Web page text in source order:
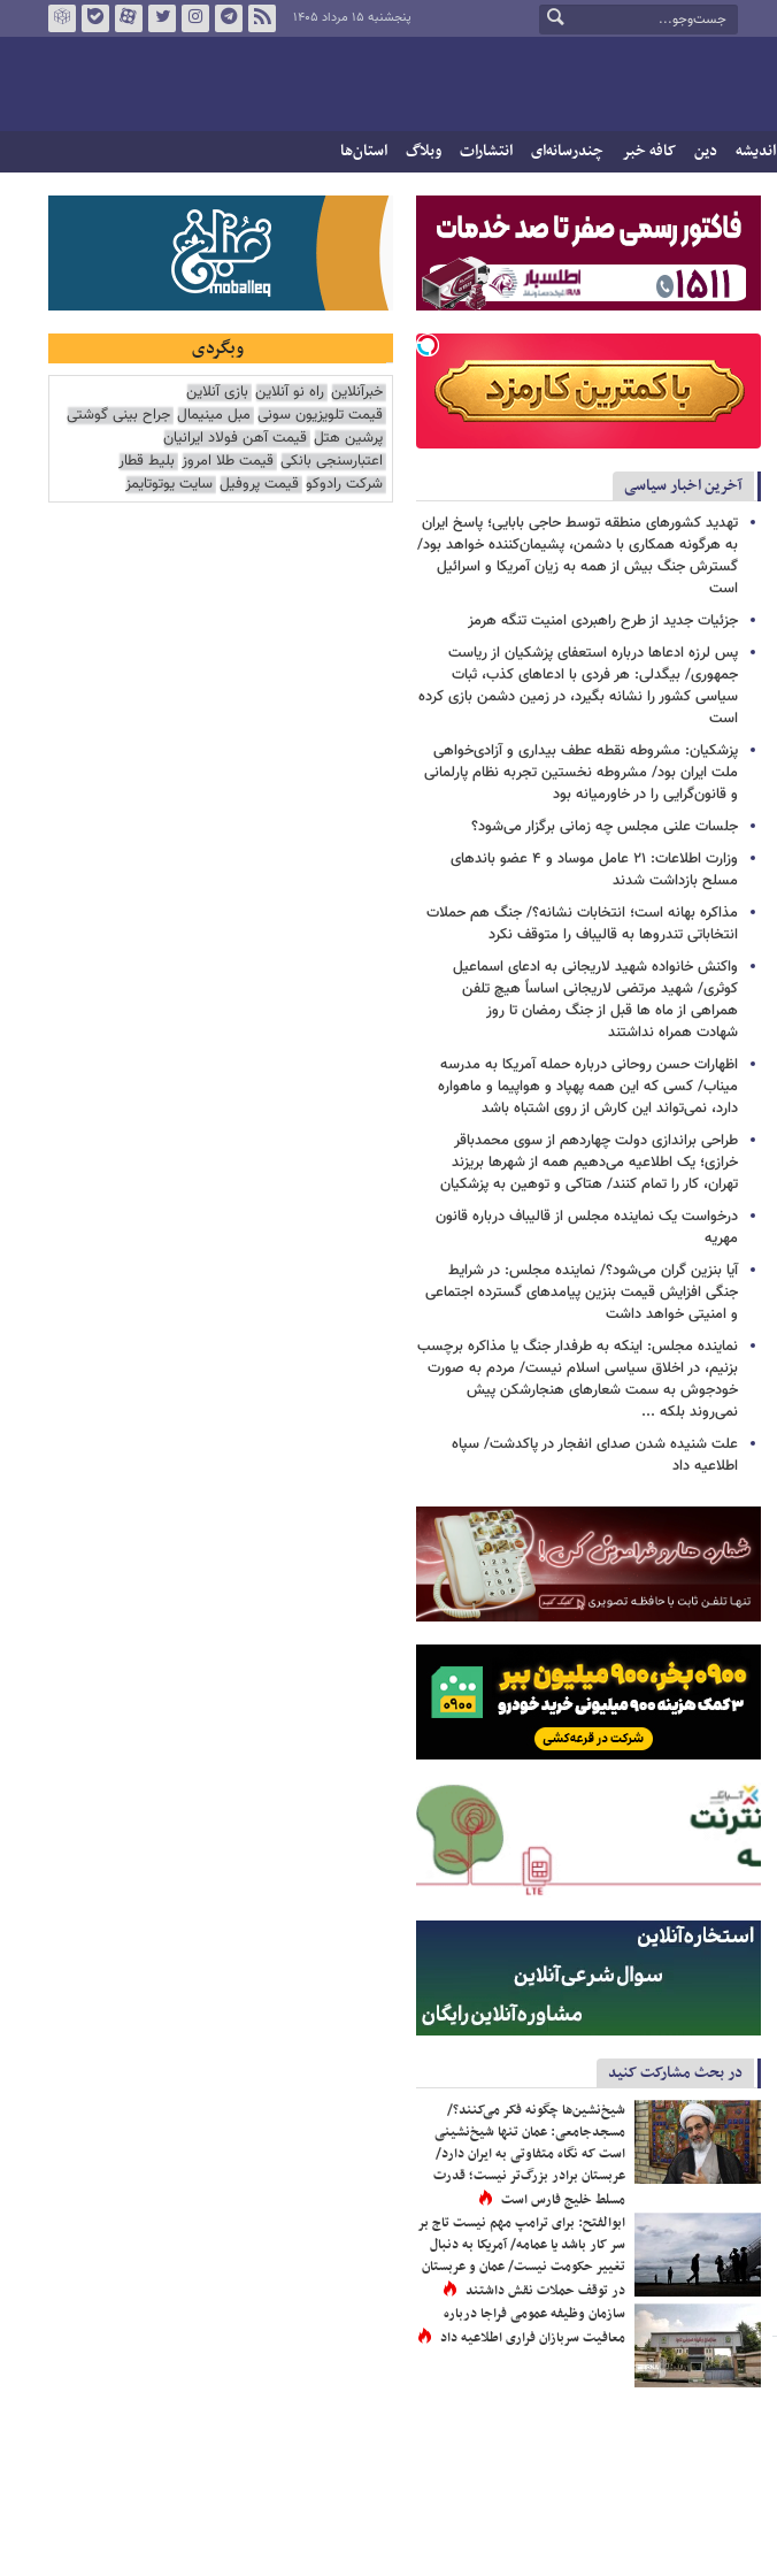
پنجشنبه ۱۵ مرداد ۱۴۰۵
اندیشه دین کافه خبر چندرسانه‌ای انتشارات وبلاگ استان‌ها
آخرین اخبار سیاسی
تهدید کشورهای منطقه توسط حاجی بابایی؛ پاسخ ایران
به هرگونه همکاری با دشمن، پشیمان‌کننده خواهد بود/
گسترش جنگ بیش از همه به زیان آمریکا و اسرائیل
است
جزئیات جدید از طرح راهبردی امنیت تنگه هرمز
پس لرزه ادعاها درباره استعفای پزشکیان از ریاست
جمهوری/ بیگدلی: هر فردی با ادعاهای کذب، ثبات
سیاسی کشور را نشانه بگیرد، در زمین دشمن بازی کرده
است
پزشکیان: مشروطه نقطه عطف بیداری و آزادی‌خواهی
ملت ایران بود/ مشروطه نخستین تجربه نظام پارلمانی
و قانون‌گرایی را در خاورمیانه بود
جلسات علنی مجلس چه زمانی برگزار می‌شود؟
وزارت اطلاعات: ۲۱ عامل موساد و ۴ عضو باندهای
مسلح بازداشت شدند
مذاکره بهانه است؛ انتخابات نشانه؟/ جنگ هم حملات
انتخاباتی تندروها به قالیباف را متوقف نکرد
واکنش خانواده شهید لاریجانی به ادعای اسماعیل
کوثری/ شهید مرتضی لاریجانی اساساً هیچ تلفن
همراهی از ماه ها قبل از جنگ رمضان تا روز
شهادت همراه نداشتند
اظهارات حسن روحانی درباره حمله آمریکا به مدرسه
میناب/ کسی که این همه پهپاد و هواپیما و ماهواره
دارد، نمی‌تواند این کارش از روی اشتباه باشد
طراحی براندازی دولت چهاردهم از سوی محمدباقر
خرازی؛ یک اطلاعیه می‌دهیم همه از شهرها بریزند
تهران، کار را تمام کنند/ هتاکی و توهین به پزشکیان
درخواست یک نماینده مجلس از قالیباف درباره قانون
مهریه
آیا بنزین گران می‌شود؟/ نماینده مجلس: در شرایط
جنگی افزایش قیمت بنزین پیامدهای گسترده اجتماعی
و امنیتی خواهد داشت
نماینده مجلس: اینکه به طرفدار جنگ یا مذاکره برچسب
بزنیم، در اخلاق سیاسی اسلام نیست/ مردم به صورت
خودجوش به سمت شعارهای هنجارشکن پیش
نمی‌روند بلکه ...
علت شنیده شدن صدای انفجار در پاکدشت/ سپاه
اطلاعیه داد
در بحث مشارکت کنید
شیخ‌نشین‌ها چگونه فکر می‌کنند؟/
مسجدجامعی: عمان تنها شیخ‌نشینی
است که نگاه متفاوتی به ایران دارد/
عربستان برادر بزرگ‌تر نیست؛ قدرت
مسلط خلیج فارس است
ابوالفتح: برای ترامپ مهم نیست تاج بر
سر کار باشد یا عمامه/ آمریکا به دنبال
تغییر حکومت نیست/ عمان و عربستان
در توقف حملات نقش داشتند
سازمان وظیفه عمومی فراجا درباره
معافیت سربازان فراری اطلاعیه داد
وبگردی
خبرآنلاین راه نو آنلاین بازی آنلاین
قیمت تلویزیون سونی مبل مینیمال جراح بینی گوشتی
پرشین هتل قیمت آهن فولاد ایرانیان
اعتبارسنجی بانکی قیمت طلا امروز بلیط قطار
شرکت رادوکو قیمت پروفیل سایت یوتوتایمز